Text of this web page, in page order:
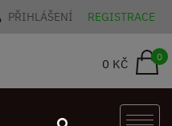
PŘIHLÁŠENÍ REGISTRACE
0 KČ 0